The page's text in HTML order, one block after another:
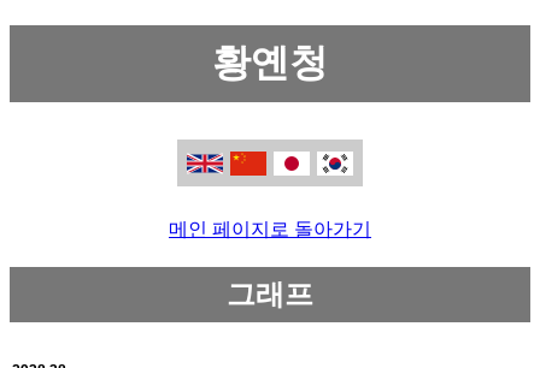
황옌청
메인 페이지로 돌아가기
그래프